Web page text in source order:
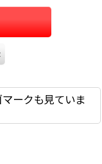
ークも見ていま